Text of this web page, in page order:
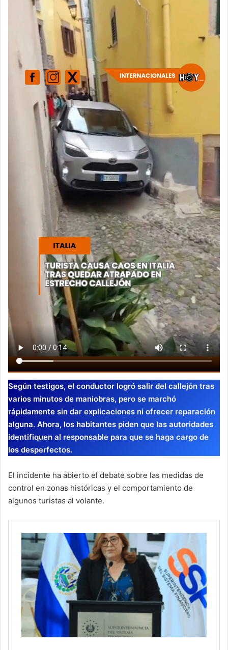
Según testigos, el conductor logró salir del callejón tras
varios minutos de maniobras, pero se marchó
rápidamente sin dar explicaciones ni ofrecer reparación
alguna. Ahora, los habitantes piden que las autoridades
identifiquen al responsable para que se haga cargo de
los desperfectos.
El incidente ha abierto el debate sobre las medidas de
control en zonas históricas y el comportamiento de
algunos turistas al volante.